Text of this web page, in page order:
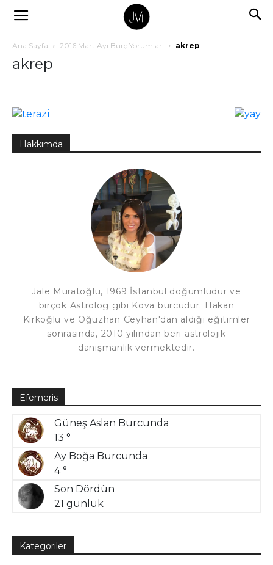
Ana Sayfa 2016 Mart Ayı Burç Yorumları akrep
akrep
Hakkımda
Jale Muratoğlu, 1969 İstanbul doğumludur ve
birçok Astrolog gibi Kova burcudur. Hakan
Kırkoğlu ve Oğuzhan Ceyhan'dan aldığı eğitimler
sonrasında, 2010 yılından beri astrolojik
danışmanlık vermektedir.
Efemeris
Güneş Aslan Burcunda
13 °
Ay Boğa Burcunda
4 °
Son Dördün
21 günlük
Kategoriler